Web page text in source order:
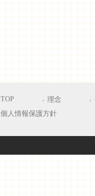
TOP 理念
個人情報保護方針